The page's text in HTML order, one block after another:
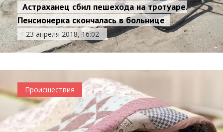
Астраханец сбил пешехода на тротуаре.
Пенсионерка скончалась в больнице
23 апреля 2018, 16:02
Происшествия